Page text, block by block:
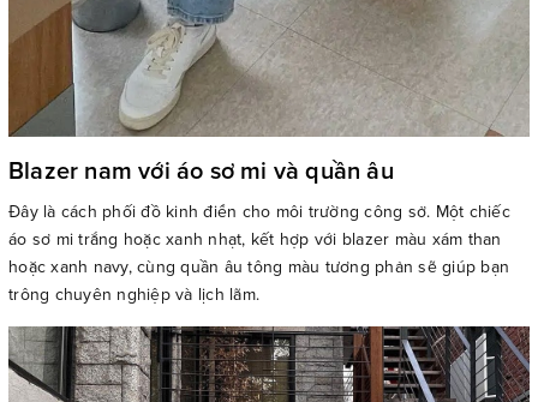
Blazer nam với áo sơ mi và quần âu
Đây là cách phối đồ kinh điển cho môi trường công sở. Một chiếc
áo sơ mi trắng hoặc xanh nhạt, kết hợp với blazer màu xám than
hoặc xanh navy, cùng quần âu tông màu tương phản sẽ giúp bạn
trông chuyên nghiệp và lịch lãm.